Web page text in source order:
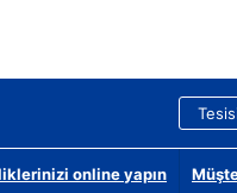
online yapın